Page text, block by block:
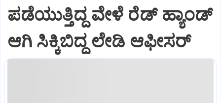
ಪಡೆಯುತ್ತಿದ್ದ ವೇಳೆ ರೆಡ್ ಹ್ಯಾಂಡ್
ಆಗಿ ಸಿಕ್ಕಿಬಿದ್ದ ಲೇಡಿ ಆಫೀಸರ್